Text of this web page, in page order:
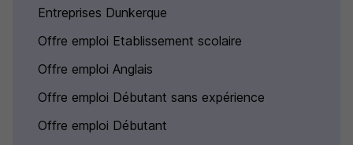
Entreprises Dunkerque
Offre emploi Etablissement scolaire
Offre emploi Anglais
Offre emploi Débutant sans expérience
Offre emploi Débutant